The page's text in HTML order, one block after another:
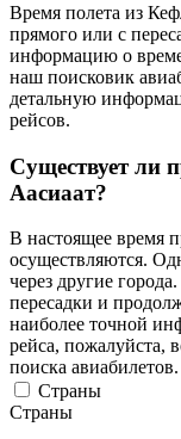
Время полета из
прямого или с
информацию о
наш поисковик
детальную
рейсов.
Существует ли
Аасиаат?
В настоящее время
осуществляются.
через другие
пересадки и
наиболее точной
рейса, пожалуйста,
поиска авиабилетов.
Страны
Страны